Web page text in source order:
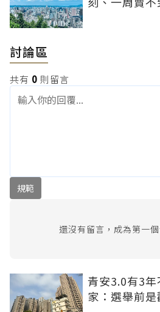
討論區
共有 0 則留言
規範
還沒有留言，成為第一個
青安3.0有3
家：選舉前是